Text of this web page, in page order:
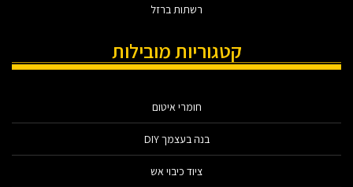
רשתות ברזל
קטגוריות מובילות
חומרי איטום
בנה בעצמך DIY
ציוד כיבוי אש